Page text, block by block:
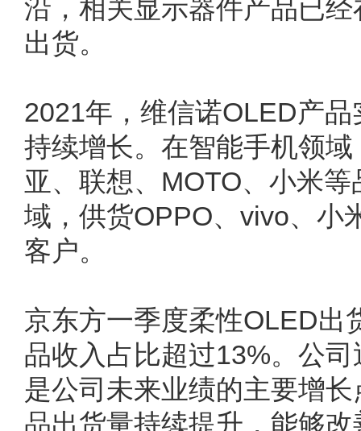
沿，相关显示器件产品已
出货。
2021年，维信诺OLED产
持续增长。在智能手机领
亚、联想、MOTO、小米
域，供货OPPO、vivo、小
客户。
京东方一季度柔性OLED出
品收入占比超过13%。公
是公司未来业绩的主要增
品出货量持续提升，能够